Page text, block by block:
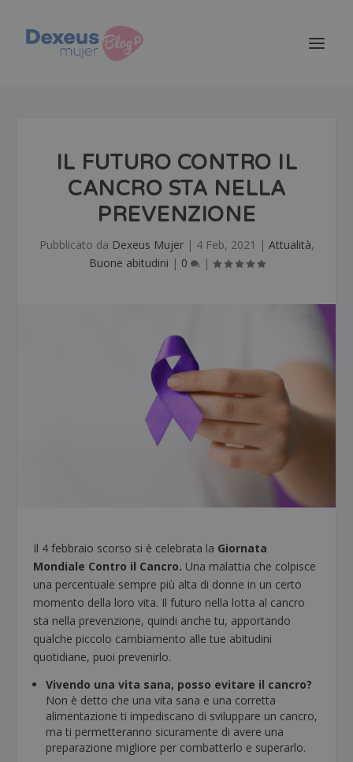
IL FUTURO CONTRO IL
CANCRO STA NELLA
PREVENZIONE
Pubblicato da Dexeus Mujer| 4 Feb, 2021 | Attualità,
Buone abitudini | 0 |
Il 4 febbraio scorso si è celebrata la Giornata
Mondiale Contro il Cancro. Una malattia che colpisce
una percentuale sempre più alta di donne in un certo
momento della loro vita. Il futuro nella lotta al cancro
sta nella prevenzione, quindi anche tu, apportando
qualche piccolo cambiamento alle tue abitudini
quotidiane, puoi prevenirlo.
Vivendo una vita sana, posso evitare il cancro?
Non è detto che una vita sana e una corretta
alimentazione ti impediscano di sviluppare un cancro,
ma ti permetteranno sicuramente di avere una
preparazione migliore per combatterlo e superarlo.